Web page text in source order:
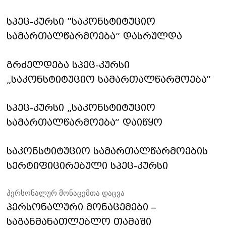
სპეც-კურსი ”საკონსტიტუციო
სამართალწარმოება” დასრულდა
გრძელდება სპეც-კურსი
„საკონსტიტუციო სამართალწარმოება“
სპეც-კურსი „საკონსტიტუციო
სამართალწარმოება“ დაიწყო
საკონსტიტუციო სამართალწარმოების
სერტიფიცირებული სპეც-კურსი
პერსონალურ მონაცემთა დაცვა
პერსონალური მონაცემები –
საგანმანათლებლო თამაში